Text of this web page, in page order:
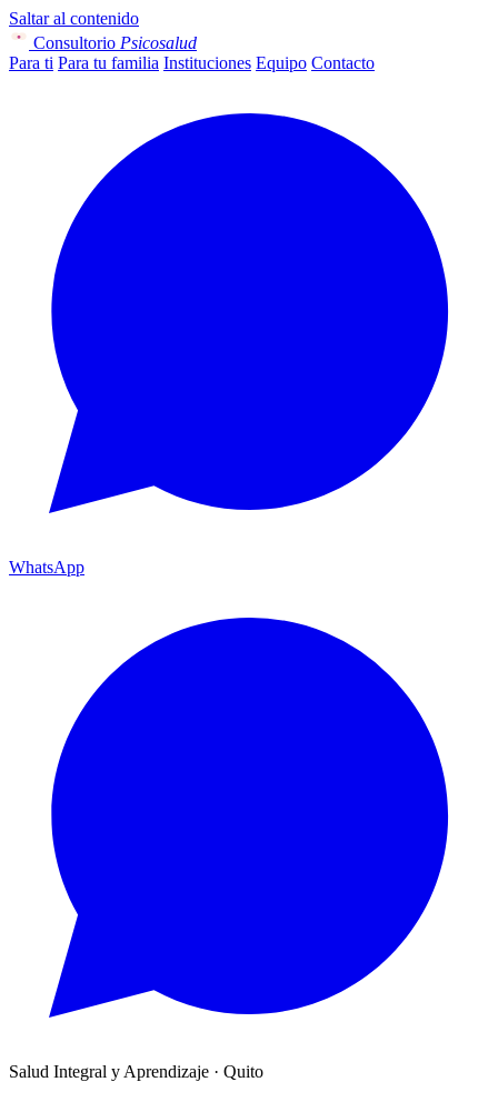
Saltar al contenido
Consultorio Psicosalud
Para ti Para tu familia Instituciones Equipo Contacto
WhatsApp
Salud Integral y Aprendizaje · Quito